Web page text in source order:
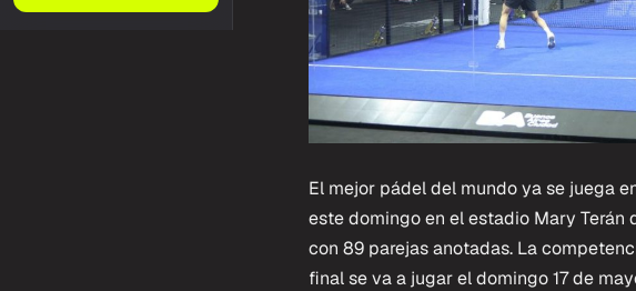
El mejor pádel del mundo ya se juega
este domingo en el estadio Mary Terán
con 89 parejas anotadas. La
final se va a jugar el domingo 17 de